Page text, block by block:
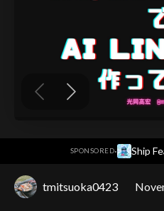
SPONSORED· Ship
tmitsuoka0423